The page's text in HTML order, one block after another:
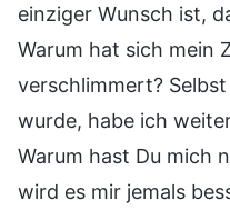
einziger Wunsch ist,
Warum hat sich mein
verschlimmert?
wurde, habe ich
Warum hast Du mich
wird es mir jemals